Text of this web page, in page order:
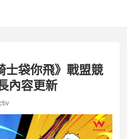
士袋你飛》戰盟競
內容更新